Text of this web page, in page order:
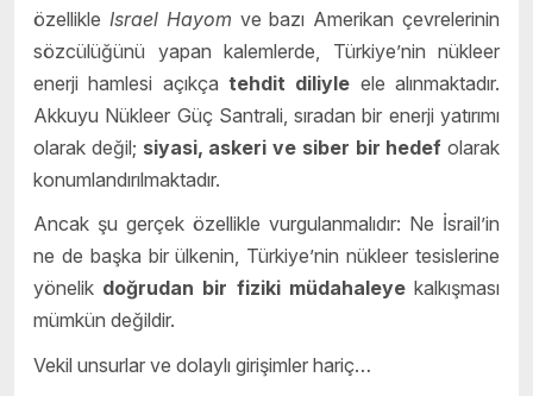
özellikle Israel Hayom ve bazı Amerikan çevrelerinin
sözcülüğünü yapan kalemlerde, Türkiye’nin nükleer
enerji hamlesi açıkça tehdit diliyle ele alınmaktadır.
Akkuyu Nükleer Güç Santrali, sıradan bir enerji yatırımı
olarak değil; siyasi, askeri ve siber bir hedef olarak
konumlandırılmaktadır.
Ancak şu gerçek özellikle vurgulanmalıdır: Ne İsrail’in
ne de başka bir ülkenin, Türkiye’nin nükleer tesislerine
yönelik doğrudan bir fiziki müdahaleyekalkışması
mümkün değildir.
Vekil unsurlar ve dolaylı girişimler hariç…